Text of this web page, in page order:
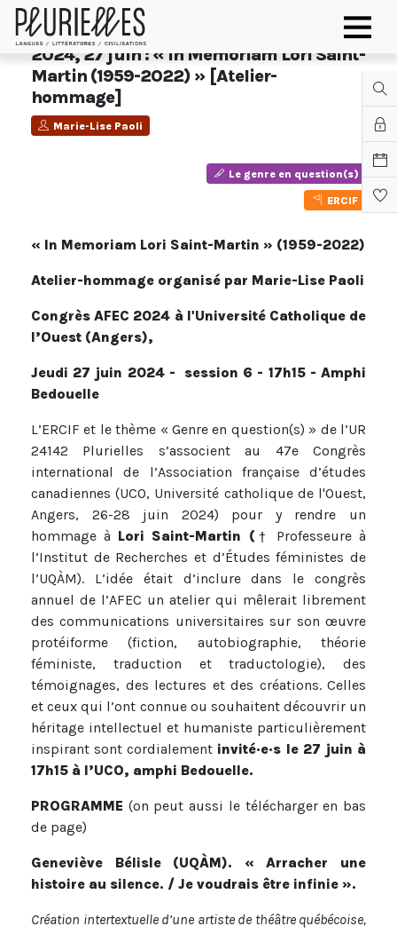
2024, 27 juin : « In Memoriam Lori Saint-
Martin (1959-2022) » [Atelier-
hommage]
Marie-Lise Paoli
Le genre en question(s)
ERCIF
« In Memoriam Lori Saint-Martin » (1959-2022)
Atelier-hommage organisé par Marie-Lise Paoli
Congrès AFEC 2024 à l'Université Catholique de
l’Ouest (Angers),
Jeudi 27 juin 2024 - session 6 - 17h15 - Amphi
Bedouelle
L’ERCIF et le thème « Genre en question(s) » de l’UR
24142 Plurielles s’associent au 47e Congrès
international de l’Association française d’études
canadiennes (UCO, Université catholique de l'Ouest,
Angers, 26-28 juin 2024) pour y rendre un
hommage à Lori Saint-Martin ( † Professeure à
l’Institut de Recherches et d’Études féministes de
l’UQÀM). L’idée était d’inclure dans le congrès
annuel de l’AFEC un atelier qui mêlerait librement
des communications universitaires sur son œuvre
protéiforme (fiction, autobiographie, théorie
féministe, traduction et traductologie), des
témoignages, des lectures et des créations. Celles
et ceux qui l’ont connue ou souhaitent découvrir un
héritage intellectuel et humaniste particulièrement
inspirant sont cordialement invité·e·s le 27 juin à
17h15 à l’UCO, amphi Bedouelle.
PROGRAMME (on peut aussi le télécharger en bas
de page)
Geneviève Bélisle (UQÀM). « Arracher une
histoire au silence. / Je voudrais être infinie ».
Création intertextuelle d’une artiste de théâtre québécoise,